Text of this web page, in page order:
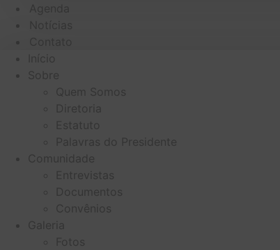
Sobre
Quem Somos
Diretoria
Estatuto
Palavras do Presidente
Comunidade
Entrevistas
Documentos
Convênios
Galeria
Fotos